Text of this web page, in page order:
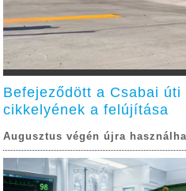
Befejeződött a Csabai
cikkelyének a felújítása
Augusztus végén újra